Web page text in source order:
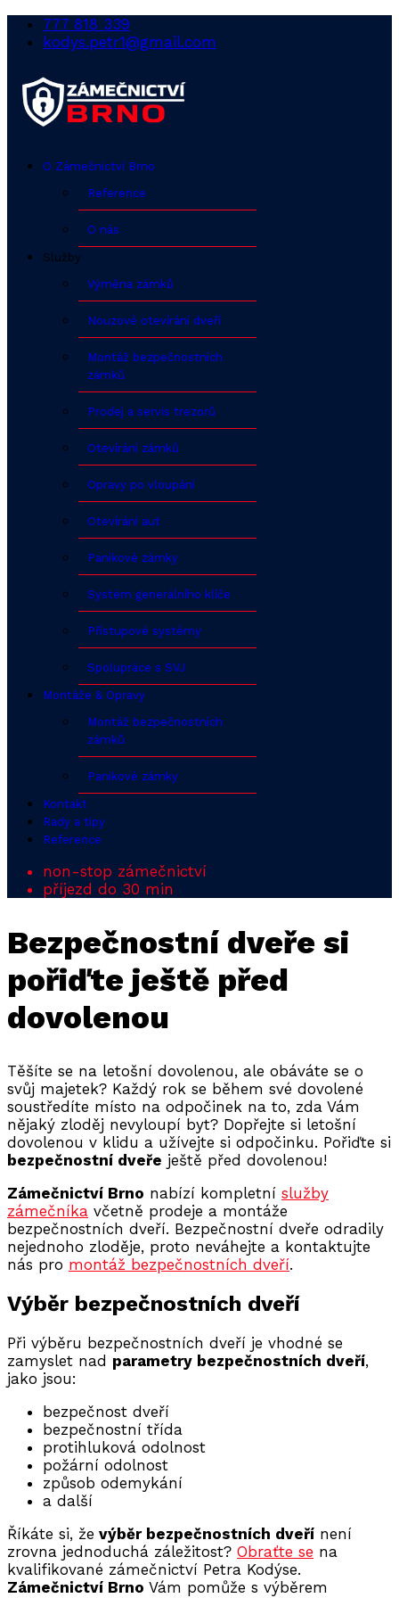
777 818 339
kodys.petr1@gmail.com
O Zámečnictví Brno
Reference
O nás
Služby
Výměna zámků
Nouzové otevírání dveří
Montáž bezpečnostních
zámků
Prodej a servis trezorů
Otevírání zámků
Opravy po vloupání
Otevírání aut
Panikové zámky
Systém generálního klíče
Přístupové systémy
Spolupráce s SVJ
Montáže & Opravy
Montáž bezpečnostních
zámků
Panikové zámky
Kontakt
Rady a tipy
Reference
non-stop zámečnictví
příjezd do 30 min
Bezpečnostní dveře si
pořiďte ještě před
dovolenou
Těšíte se na letošní dovolenou, ale obáváte se o
svůj majetek? Každý rok se během své dovolené
soustředíte místo na odpočinek na to, zda Vám
nějaký zloděj nevyloupí byt? Dopřejte si letošní
dovolenou v klidu a užívejte si odpočinku. Pořiďte si
bezpečnostní dveře ještě před dovolenou!
Zámečnictví Brno nabízí kompletní služby
zámečníka včetně prodeje a montáže
bezpečnostních dveří. Bezpečnostní dveře odradily
nejednoho zloděje, proto neváhejte a kontaktujte
nás pro montáž bezpečnostních dveří.
Výběr bezpečnostních dveří
Při výběru bezpečnostních dveří je vhodné se
zamyslet nad parametry bezpečnostních dveří,
jako jsou:
bezpečnost dveří
bezpečnostní třída
protihluková odolnost
požární odolnost
způsob odemykání
a další
Říkáte si, že výběr bezpečnostních dveří není
zrovna jednoduchá záležitost? Obraťte se na
kvalifikované zámečnictví Petra Kodýse.
Zámečnictví Brno Vám pomůže s výběrem